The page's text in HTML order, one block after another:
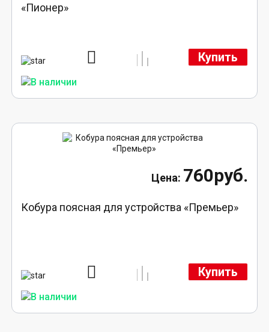
«Пионер»
Купить
760руб.
Кобура поясная для устройства «Премьер»
Купить